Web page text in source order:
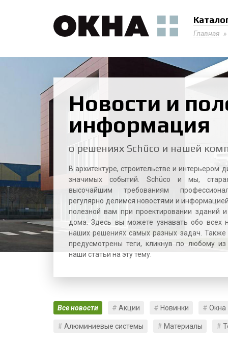
Главная »
Новости и
информация
о решениях Schüco и нашей
В архитектуре, строительстве и интерьером
значимых событий. Schüco и мы,
высочайшим требованиям
регулярно делимся новостями и
полезной вам при проектировании зданий и
дома. Здесь вы можете узнавать обо всех
наших решениях самых разных задач. Также
предусмотрены теги, кликнув по любому
наши статьи на эту тему.
Все новости Акции Новинки Окна
Алюминиевые системы Материалы